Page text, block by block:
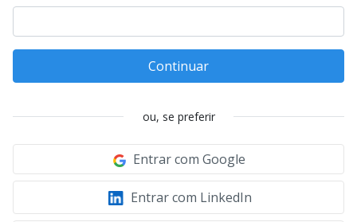
Continuar
ou, se preferir
Entrar com Google
Entrar com LinkedIn